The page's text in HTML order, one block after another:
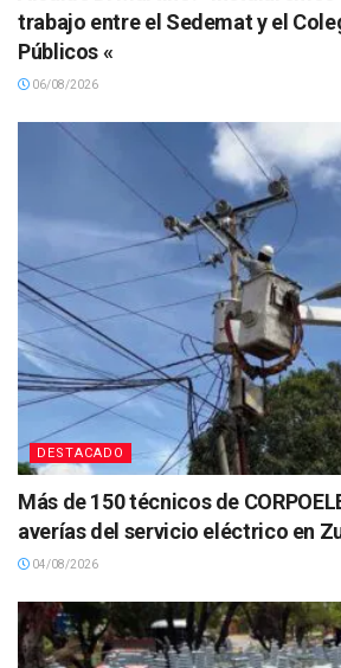
trabajo entre el Sedemat y el
Públicos «
06/08/2026
DESTACADO
Más de 150 técnicos de
averías del servicio eléctrico en
04/08/2026